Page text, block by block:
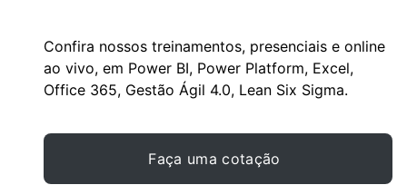
Confira nossos treinamentos, presenciais e online
ao vivo, em Power BI, Power Platform, Excel,
Office 365, Gestão Ágil 4.0, Lean Six Sigma.
Faça uma cotação